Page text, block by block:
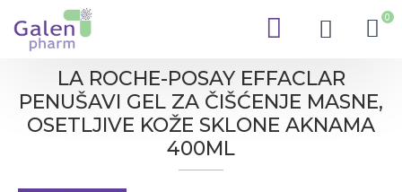
0
LA ROCHE-POSAY EFFACLAR
PENUŠAVI GEL ZA ČIŠĆENJE MASNE,
OSETLJIVE KOŽE SKLONE AKNAMA
400ML